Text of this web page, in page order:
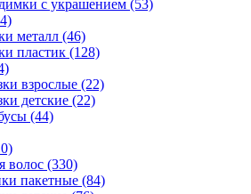
с украшением (53)
металл (46)
пластик (128)
взрослые (22)
детские (22)
(44)
волос (330)
пакетные (84)